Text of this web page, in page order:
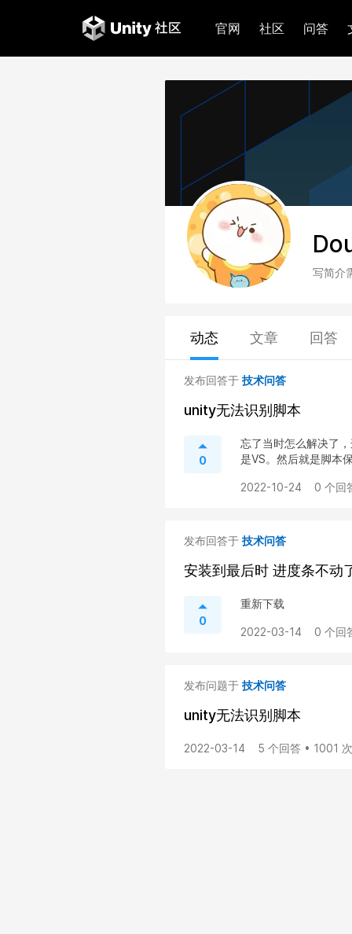
官网 社区 问答
写简介
动态 文章 回答
发布回答于 技术问答
unity无法识别脚本
0
忘了当时怎么解决了
是VS。然后就是脚本
2022-10-24 0 个回
发布回答于 技术问答
安装到最后时 进度条不动
0
重新下载
2022-03-14 0 个回
发布问题于 技术问答
unity无法识别脚本
2022-03-14 5 个回答 • 1001